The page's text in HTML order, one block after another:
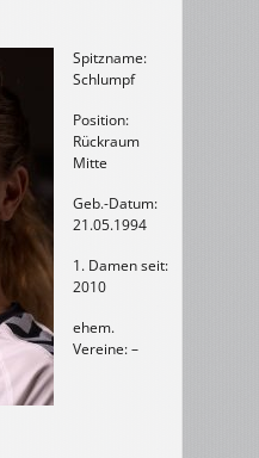
Spitzname:
Schlumpf
Position:
Rückraum
Mitte
Geb.-Datum:
21.05.1994
1. Damen seit:
2010
ehem.
Vereine: –